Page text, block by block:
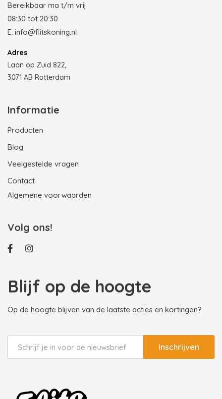
Bereikbaar ma t/m vrij
08:30 tot 20:30
E: info@flitskoning.nl
Adres
Laan op Zuid 822,
3071 AB Rotterdam
Informatie
Producten
Blog
Veelgestelde vragen
Contact
Algemene voorwaarden
Volg ons!
Blijf op de hoogte
Op de hoogte blijven van de laatste acties en kortingen?
Inschrijven